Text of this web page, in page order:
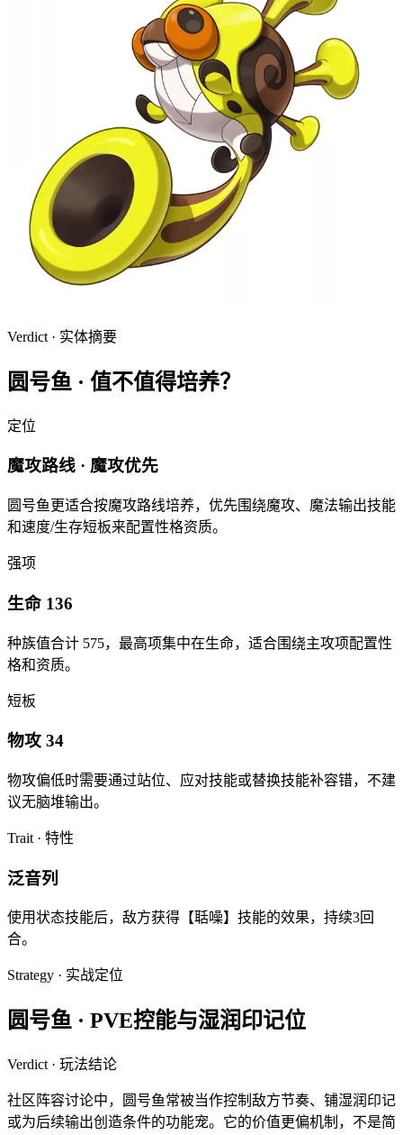
Verdict · 实体摘要
圆号鱼 · 值不值得培养？
定位
魔攻路线 · 魔攻优先
圆号鱼更适合按魔攻路线培养，优先围绕魔攻、魔法输出技能
和速度/生存短板来配置性格资质。
强项
生命 136
种族值合计 575，最高项集中在生命，适合围绕主攻项配置性
格和资质。
短板
物攻 34
物攻偏低时需要通过站位、应对技能或替换技能补容错，不建
议无脑堆输出。
Trait · 特性
泛音列
使用状态技能后，敌方获得【聒噪】技能的效果，持续3回
合。
Strategy · 实战定位
圆号鱼 · PVE控能与湿润印记位
Verdict · 玩法结论
社区阵容讨论中，圆号鱼常被当作控制敌方节奏、铺湿润印记
或为后续输出创造条件的功能宠。它的价值更偏机制，不是简